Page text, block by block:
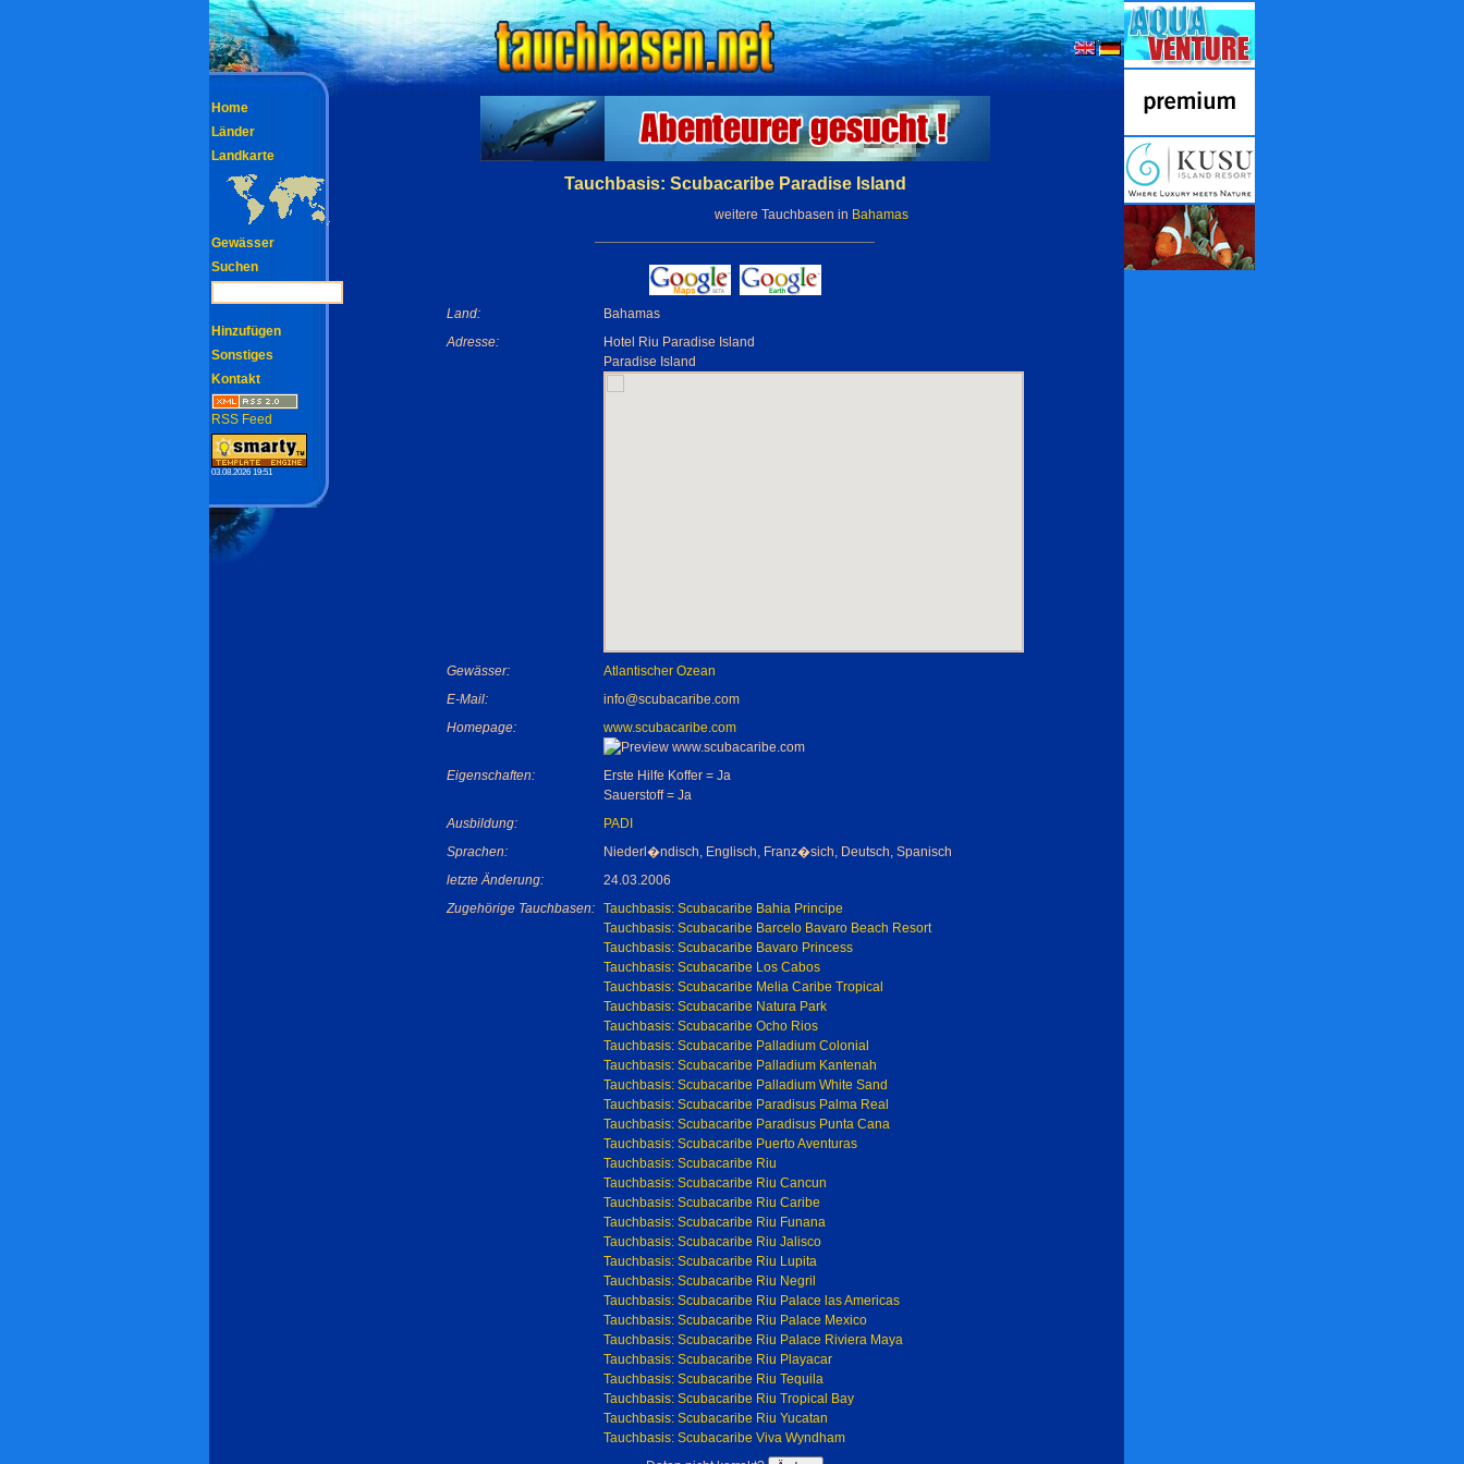
Tauchbasis: Scubacaribe Paradise Island
weitere Tauchbasen in Bahamas
Land:
Bahamas
Adresse:
Hotel Riu Paradise Island
Paradise Island
Gewässer:
Atlantischer Ozean
E-Mail:
info@scubacaribe.com
Homepage:
www.scubacaribe.com
Eigenschaften:
Erste Hilfe Koffer = Ja
Sauerstoff = Ja
Ausbildung:
PADI
Sprachen:
Niederl�ndisch, Englisch, Franz�sich, Deutsch, Spanisch
letzte Änderung:
24.03.2006
Zugehörige Tauchbasen:
Tauchbasis: Scubacaribe Bahia Principe
Tauchbasis: Scubacaribe Barcelo Bavaro Beach Resort
Tauchbasis: Scubacaribe Bavaro Princess
Tauchbasis: Scubacaribe Los Cabos
Tauchbasis: Scubacaribe Melia Caribe Tropical
Tauchbasis: Scubacaribe Natura Park
Tauchbasis: Scubacaribe Ocho Rios
Tauchbasis: Scubacaribe Palladium Colonial
Tauchbasis: Scubacaribe Palladium Kantenah
Tauchbasis: Scubacaribe Palladium White Sand
Tauchbasis: Scubacaribe Paradisus Palma Real
Tauchbasis: Scubacaribe Paradisus Punta Cana
Tauchbasis: Scubacaribe Puerto Aventuras
Tauchbasis: Scubacaribe Riu
Tauchbasis: Scubacaribe Riu Cancun
Tauchbasis: Scubacaribe Riu Caribe
Tauchbasis: Scubacaribe Riu Funana
Tauchbasis: Scubacaribe Riu Jalisco
Tauchbasis: Scubacaribe Riu Lupita
Tauchbasis: Scubacaribe Riu Negril
Tauchbasis: Scubacaribe Riu Palace las Americas
Tauchbasis: Scubacaribe Riu Palace Mexico
Tauchbasis: Scubacaribe Riu Palace Riviera Maya
Tauchbasis: Scubacaribe Riu Playacar
Tauchbasis: Scubacaribe Riu Tequila
Tauchbasis: Scubacaribe Riu Tropical Bay
Tauchbasis: Scubacaribe Riu Yucatan
Tauchbasis: Scubacaribe Viva Wyndham
Home
Länder
Landkarte
Gewässer
Suchen
Hinzufügen
Sonstiges
Kontakt
RSS Feed
03.08.2026 19:51